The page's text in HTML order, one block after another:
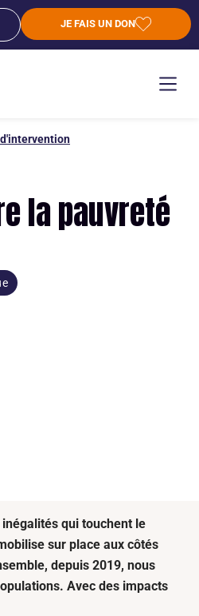
JE FAIS UN DON
la pauvreté
qui touchent le
sur place aux côtés
depuis 2019, nous
Avec des impacts